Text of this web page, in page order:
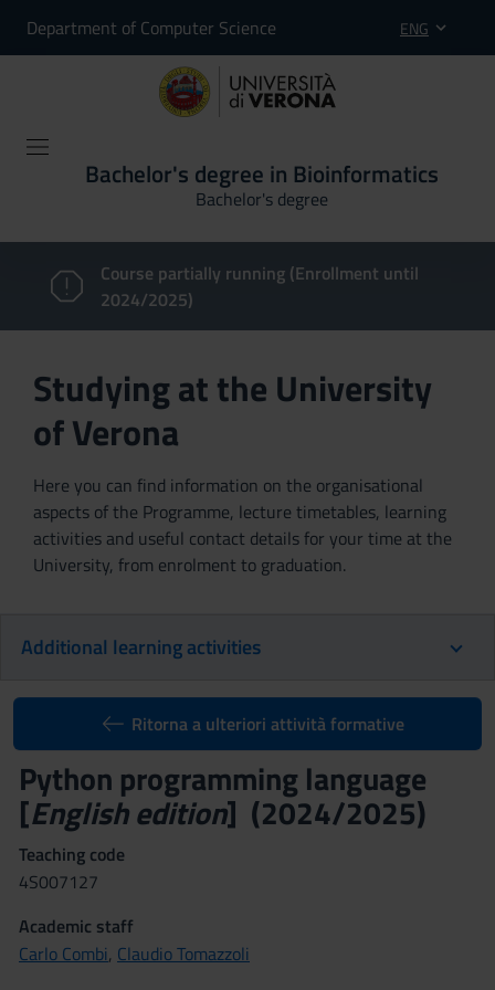
Department of Computer Science ENG
Bachelor's degree in Bioinformatics
Bachelor's degree
Course partially running (Enrollment until
2024/2025)
Studying at the University
of Verona
Here you can find information on the organisational
aspects of the Programme, lecture timetables, learning
activities and useful contact details for your time at the
University, from enrolment to graduation.
Additional learning activities
Ritorna a ulteriori attività formative
Python programming language
[English edition] (2024/2025)
Teaching code
4S007127
Academic staff
Carlo Combi, Claudio Tomazzoli